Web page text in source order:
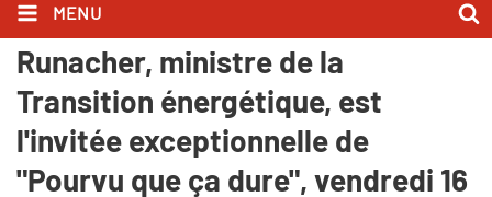
MENU
Public Sénat - Agnès Pannier-
Runacher, ministre de la
Transition énergétique, est
l'invitée exceptionnelle de
"Pourvu que ça dure", vendredi 16